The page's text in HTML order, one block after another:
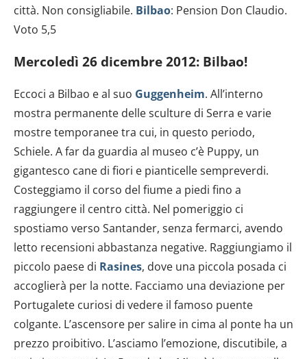
città. Non consigliabile. Bilbao: Pension Don Claudio.
Voto 5,5
Mercoledì 26 dicembre 2012: Bilbao!
Eccoci a Bilbao e al suo Guggenheim. All’interno
mostra permanente delle sculture di Serra e varie
mostre temporanee tra cui, in questo periodo,
Schiele. A far da guardia al museo c’è Puppy, un
gigantesco cane di fiori e pianticelle sempreverdi.
Costeggiamo il corso del fiume a piedi fino a
raggiungere il centro città. Nel pomeriggio ci
spostiamo verso Santander, senza fermarci, avendo
letto recensioni abbastanza negative. Raggiungiamo il
piccolo paese di Rasines, dove una piccola posada ci
accoglierà per la notte. Facciamo una deviazione per
Portugalete curiosi di vedere il famoso puente
colgante. L’ascensore per salire in cima al ponte ha un
prezzo proibitivo. L’asciamo l’emozione, discutibile, a